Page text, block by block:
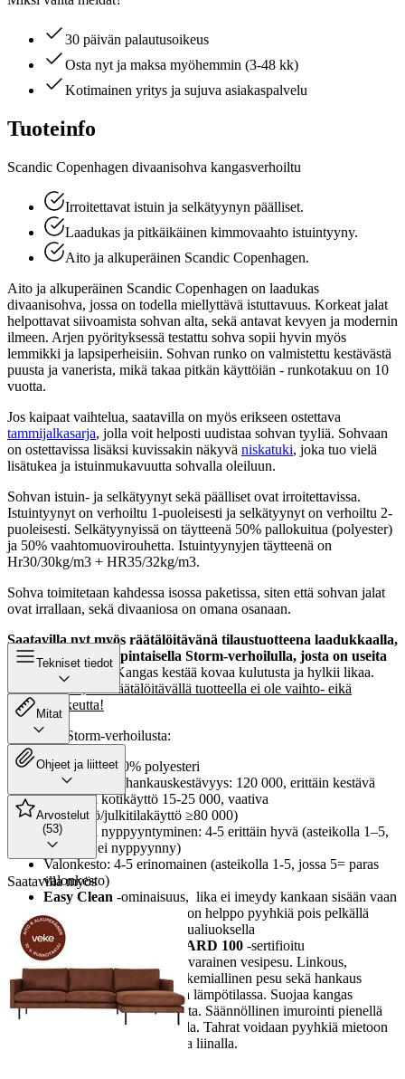
30 päivän palautusoikeus
Osta nyt ja maksa myöhemmin (3-48 kk)
Kotimainen yritys ja sujuva asiakaspalvelu
Tuoteinfo
Scandic Copenhagen divaanisohva kangasverhoiltu
Irroitettavat istuin ja selkätyynyn päälliset.
Laadukas ja pitkäikäinen kimmovaahto istuintyyny.
Aito ja alkuperäinen Scandic Copenhagen.
Aito ja alkuperäinen Scandic Copenhagen on laadukas
divaanisohva, jossa on todella miellyttävä istuttavuus. Korkeat jalat
helpottavat siivoamista sohvan alta, sekä antavat kevyen ja modernin
ilmeen. Arjen pyörityksessä testattu sohva sopii hyvin myös
lemmikki ja lapsiperheisiin. Sohvan runko on valmistettu kestävästä
puusta ja vanerista, mikä takaa pitkän käyttöiän - runkotakuu on 10
vuotta.
Jos kaipaat vaihtelua, saatavilla on myös erikseen ostettava
tammijalkasarja, jolla voit helposti uudistaa sohvan tyyliä. Sohvaan
on ostettavissa lisäksi kuvissakin näkyvä niskatuki, joka tuo vielä
lisätukea ja istuinmukavuutta sohvalla oleiluun.
Sohvan istuin- ja selkätyynyt sekä päälliset ovat irroitettavissa.
Istuintyynyt on verhoiltu 1-puoleisesti ja selkätyynyt on verhoiltu 2-
puoleisesti. Selkätyynyissä on täytteenä 50% pallokuitua (polyester)
ja 50% vaahtomuovirouhetta. Istuintyynyjen täytteenä on
Hr30/30kg/m3 + HR35/32kg/m3.
Sohva toimitetaan kahdessa isossa paketissa, siten että sohvan jalat
ovat irrallaan, sekä divaaniosa on omana osanaan.
Saatavilla nyt myös räätälöitävänä tilaustuotteena laadukkaalla,
pehmeällä ja eläväpintaisella Storm-verhoilulla, josta on useita
värivaihtoehtoja.Kangas kestää kovaa kulutusta ja hylkii likaa.
Huomioithan, että räätälöitävällä tuotteella ei ole vaihto- eikä
palautusoikeutta!
Lisätietoa Storm-verhoilusta:
Materiaali: 100% polyesteri
Martindale eli hankauskestävyys: 120 000, erittäin kestävä
(normaali kotikäyttö 15-25 000, vaativa
kotikäyttö/julkitilakäyttö ≥80 000)
Pilling eli nyppyyntyminen: 4-5 erittäin hyvä (asteikolla 1–5,
jossa 5 = ei nyppyynny)
Valonkesto: 4-5 erinomainen (asteikolla 1-5, jossa 5= paras
valonkesto)
Easy Clean -ominaisuus, lika ei imeydy kankaan sisään vaan
jää sen pinnalle, mistä se on helppo pyyhkiä pois pelkällä
vedellä tai miedolla saippualiuoksella
OEKO-TEX® STANDARD 100 -sertifioitu
Pesu- ja hoito-ohje: Hellävarainen vesipesu. Linkous,
valkaisu, rumpukuivaus, kemiallinen pesu sekä hankaus
kielletty. Silitys alhaisessa lämpötilassa. Suojaa kangas
suoralta auringon paisteelta. Säännöllinen imurointi pienellä
teholla tekstiilisuulakkeella. Tahrat voidaan pyyhkiä mietoon
saippuaveteen kostutetulla liinalla.
Tekniset tiedot
Mitat
Ohjeet ja liitteet
Arvostelut
(53)
Saatavilla myös